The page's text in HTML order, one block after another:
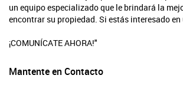
un equipo especializado que le brindará la
encontrar su propiedad. Si estás interesado
¡COMUNÍCATE AHORA!"
Mantente en Contacto